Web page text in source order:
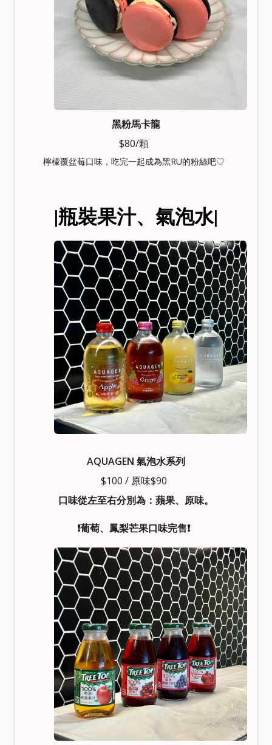
黑粉馬卡龍
$80/顆
檸檬覆盆莓口味，吃完一起成為黑RU的粉絲吧♡
|瓶裝果汁、氣泡水|
AQUAGEN 氣泡水系列
$100 / 原味$90
口味從左至右分別為：蘋果、原味。
❗葡萄、鳳梨芒果口味完售❗